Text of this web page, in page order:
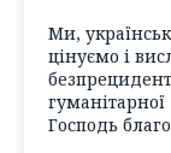
Ми,
цінуємо і
Господь